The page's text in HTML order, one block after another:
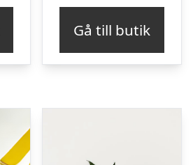
Gå till butik